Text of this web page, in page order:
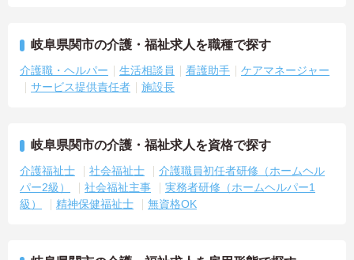
岐阜県関市の介護・福祉求人を職種で探す
介護職・ヘルパー 生活相談員 看護助手
ケアマネージャー
サービス提供責任者
施設長
岐阜県関市の介護・福祉求人を資格で探す
介護福祉士 社会福祉士
介護職員初任者研修（ホームヘル
パー2級）
社会福祉主事
実務者研修（ホームヘルパー1
級）
精神保健福祉士 無資格OK